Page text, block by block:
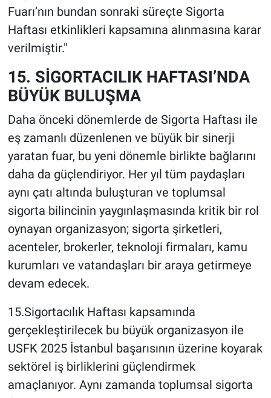
Fuarı’nın bundan sonraki süreçte Sigorta
Haftası etkinlikleri kapsamına alınmasına karar
verilmiştir."
15. SİGORTACILIK HAFTASI’NDA
BÜYÜK BULUŞMA
Daha önceki dönemlerde de Sigorta Haftası ile
eş zamanlı düzenlenen ve büyük bir sinerji
yaratan fuar, bu yeni dönemle birlikte bağlarını
daha da güçlendiriyor. Her yıl tüm paydaşları
aynı çatı altında buluşturan ve toplumsal
sigorta bilincinin yaygınlaşmasında kritik bir rol
oynayan organizasyon; sigorta şirketleri,
acenteler, brokerler, teknoloji firmaları, kamu
kurumları ve vatandaşları bir araya getirmeye
devam edecek.
15.Sigortacılık Haftası kapsamında
gerçekleştirilecek bu büyük organizasyon ile
USFK 2025 İstanbul başarısının üzerine koyarak
sektörel iş birliklerini güçlendirmek
amaçlanıyor. Aynı zamanda toplumsal sigorta